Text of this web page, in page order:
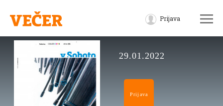
Prijava
29.01.2022
Prijava